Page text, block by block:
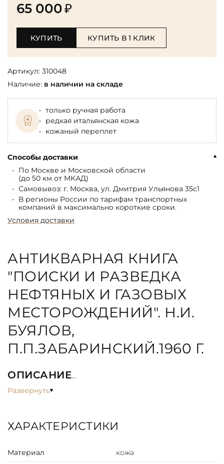
65 000₽
КУПИТЬ КУПИТЬ В 1 КЛИК
Артикул: 310048
Наличие: в наличии на складе
только ручная работа
редкая итальянская кожа
кожаный переплет
Способы доставки
По Москве и Московской области
(до 50 км от МКАД)
Самовывоз: г. Москва, ул. Дмитрия Ульянова 35с1
В регионы России по тарифам транспортных
компаний в максимально короткие сроки.
Условия доставки
АНТИКВАРНАЯ КНИГА
"ПОИСКИ И РАЗВЕДКА
НЕФТЯНЫХ И ГАЗОВЫХ
МЕСТОРОЖДЕНИЙ". Н.И.
БУЯЛОВ,
П.П.ЗАБАРИНСКИЙ.1960 Г.
ОПИСАНИЕ
Книга рассматривает основные аспекты поиска и
определением коммерческой ценности
месторождений. Авторы подробно описывают
поиске и разведке, а также рассматривают
Развернуть
ХАРАКТЕРИСТИКИ
Материал кожа